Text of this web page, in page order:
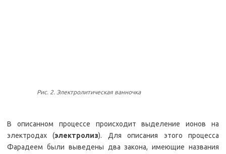
Рис. 2. Электролитическая ванночка
В описанном процессе происходит выделение ионов на
электродах (электролиз). Для описания этого процесса
Фарадеем были выведены два закона, имеющие названия